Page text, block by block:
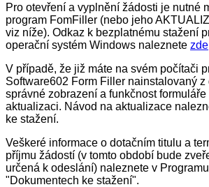
Pro otevření a vyplnění žádosti je nutné
program FomFiller (nebo jeho
viz níže). Odkaz k bezplatnému stažení
operační systém Windows naleznete zde
V případě, že již máte na svém počítači
Software602 Form Filler nainstalovaný
správné zobrazení a funkčnost
aktualizaci. Návod na aktualizace
ke stažení.
Veškeré informace o dotačním titulu a
příjmu žádostí (v tomto období bude
určená k odeslání) naleznete v
"Dokumentech ke stažení".